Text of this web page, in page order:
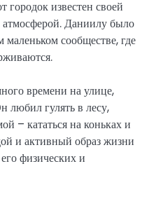
городок известен своей
Даниилу было
маленьком сообществе, где
времени на улице,
гулять в лесу,
– кататься на коньках и
и активный образ жизни
физических и